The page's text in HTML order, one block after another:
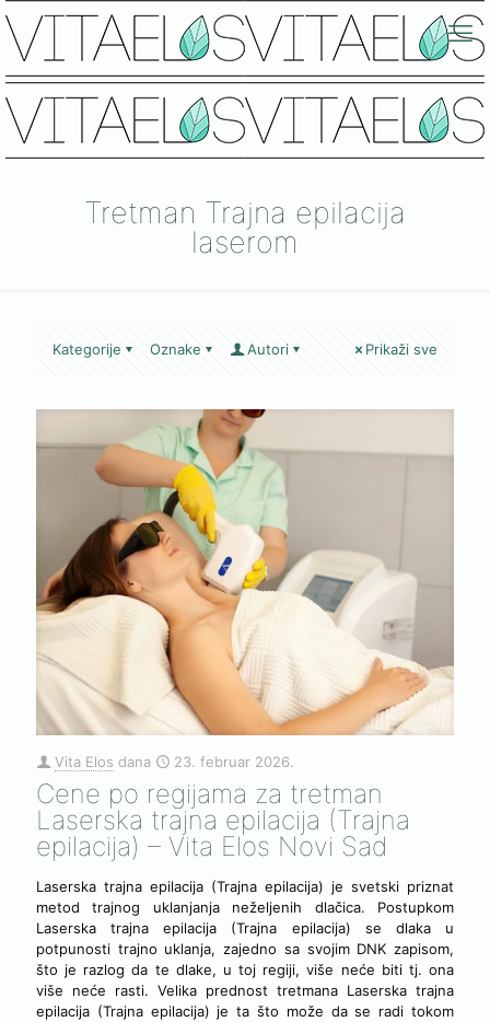
Tretman Trajna epilacija
laserom
Kategorije Oznake Autori Prikaži sve
Vita Elos dana 23. februar 2026.
Cene po regijama za tretman
Laserska trajna epilacija (Trajna
epilacija) – Vita Elos Novi Sad
Laserska trajna epilacija (Trajna epilacija) je svetski priznat
metod trajnog uklanjanja neželjenih dlačica. Postupkom
Laserska trajna epilacija (Trajna epilacija) se dlaka u
potpunosti trajno uklanja, zajedno sa svojim DNK zapisom,
što je razlog da te dlake, u toj regiji, više neće biti tj. ona
više neće rasti. Velika prednost tretmana Laserska trajna
epilacija (Trajna epilacija) je ta što može da se radi tokom